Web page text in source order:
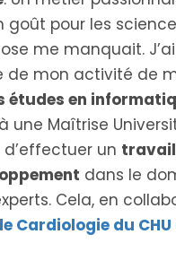
pour les
me manquait.
de mon activité de
études en
une Maîtrise
d’effectuer un travail
dans le
Cela, en
Cardiologie du